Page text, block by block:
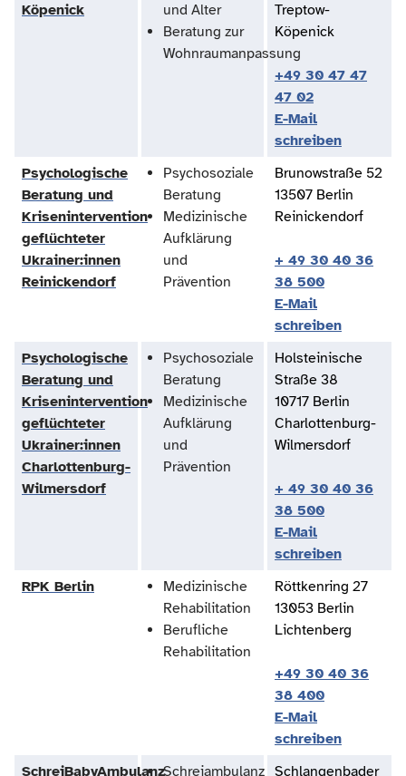
Köpenick
und Alter
Beratung zur
Wohnraumanpassung
Treptow-
Köpenick
+49 30 47 47
47 02
E-Mail
schreiben
Psychologische
Beratung und
Krisenintervention
geflüchteter
Ukrainer:innen
Reinickendorf
Psychosoziale
Beratung
Medizinische
Aufklärung
und
Prävention
Brunowstraße 52
13507 Berlin
Reinickendorf
+ 49 30 40 36
38 500
E-Mail
schreiben
Psychologische
Beratung und
Krisenintervention
geflüchteter
Ukrainer:innen
Charlottenburg-
Wilmersdorf
Psychosoziale
Beratung
Medizinische
Aufklärung
und
Prävention
Holsteinische
Straße 38
10717 Berlin
Charlottenburg-
Wilmersdorf
+ 49 30 40 36
38 500
E-Mail
schreiben
RPK Berlin
Medizinische
Rehabilitation
Berufliche
Rehabilitation
Röttkenring 27
13053 Berlin
Lichtenberg
+49 30 40 36
38 400
E-Mail
schreiben
SchreiBabyAmbulanzSchreiambulanz Schlangenbader